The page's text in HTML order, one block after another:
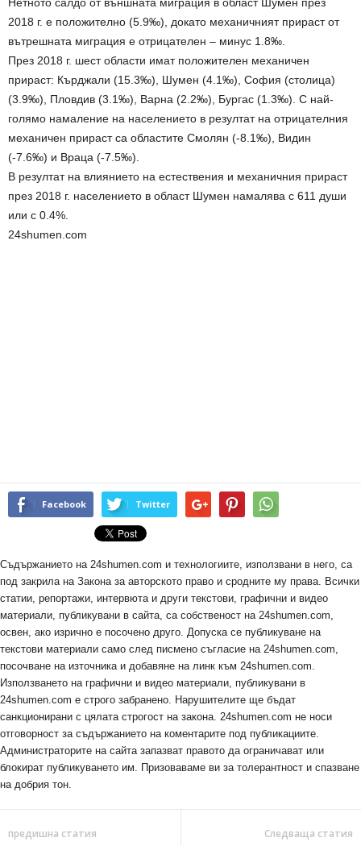
2018 г. е положително (5.9‰), докато механичният прираст от
вътрешната миграция е отрицателен – минус 1.8‰.
През 2018 г. шест области имат положителен механичен
прираст: Кърджали (15.3‰), Шумен (4.1‰), София (столица)
(3.9‰), Пловдив (3.1‰), Варна (2.2‰), Бургас (1.3‰). С най-
голямо намаление на населението в резултат на отрицателния
механичен прираст са областите Смолян (-8.1‰), Видин
(-7.6‰) и Враца (-7.5‰).
В резултат на влиянието на естествения и механичния прираст
през 2018 г. населението в област Шумен намалява с 611 души
или с 0.4%.
24shumen.com
Facebook Twitter
Съдържанието на 24shumen.com и технологиите, използвани в него, са
под закрила на Закона за авторското право и сродните му права. Всички
статии, репортажи, интервюта и други текстови, графични и видео
материали, публикувани в сайта, са собственост на 24shumen.com,
освен, ако изрично е посочено друго. Допуска се публикуване на
текстови материали само след писмено съгласие на 24shumen.com,
посочване на източника и добавяне на линк към 24shumen.com.
Използването на графични и видео материали, публикувани в
24shumen.com е строго забранено. Нарушителите ще бъдат
санкционирани с цялата строгост на закона. 24shumen.com не носи
отговорност за съдържанието на коментарите под публикациите.
Администраторите на сайта запазват правото да ограничават или
блокират публикуването им. Призоваваме ви за толерантност и спазване
на добрия тон.
предишна статия Следваща статия